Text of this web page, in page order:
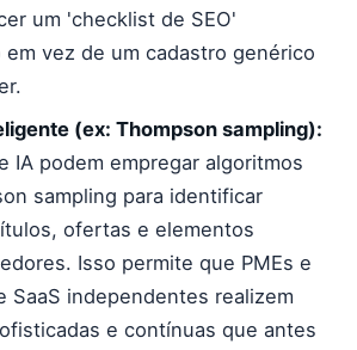
um 'checklist de SEO'
em vez de um cadastro genérico
(ex: Thompson sampling):
IA podem empregar algoritmos
sampling para identificar
ofertas e elementos
Isso permite que PMEs e
SaaS independentes realizem
e contínuas que antes